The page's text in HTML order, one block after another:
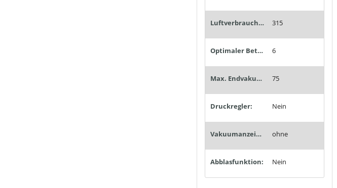
Luftverbrauch (Nl/min): 315
Optimaler Betriebsdruck (bar): 6
Max. Endvakuum (%): 75
Druckregler: Nein
Vakuumanzeige: ohne
Abblasfunktion: Nein